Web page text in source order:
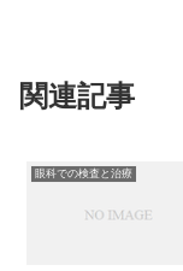
関連記事
眼科での検査と治療